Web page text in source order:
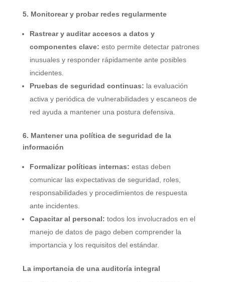
5. Monitorear y probar redes regularmente
Rastrear y auditar accesos a datos y
componentes clave: esto permite detectar patrones
inusuales y responder rápidamente ante posibles
incidentes.
Pruebas de seguridad continuas: la evaluación
activa y periódica de vulnerabilidades y escaneos de
red ayuda a mantener una postura defensiva.
6. Mantener una política de seguridad de la
información
Formalizar políticas internas: estas deben
comunicar las expectativas de seguridad, roles,
responsabilidades y procedimientos de respuesta
ante incidentes.
Capacitar al personal: todos los involucrados en el
manejo de datos de pago deben comprender la
importancia y los requisitos del estándar.
La importancia de una auditoría integral